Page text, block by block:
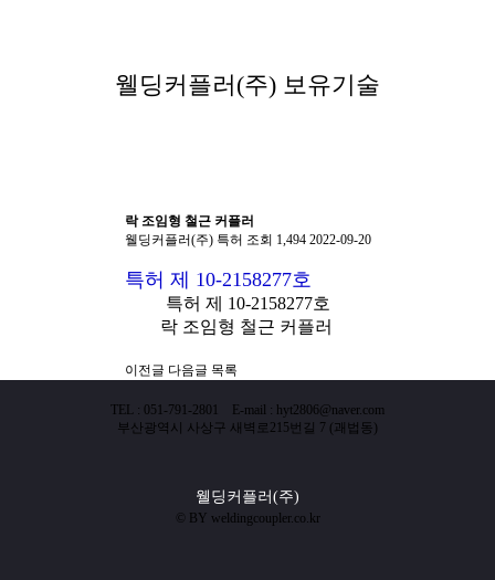
웰딩커플러(주) 보유기술
락 조임형 철근 커플러
웰딩커플러(주) 특허 조회 1,494 2022-09-20
특허 제 10-2158277호
특허 제 10-2158277호
락 조임형 철근 커플러
이전글 다음글 목록
TEL : 051-791-2801 E-mail : hyt2806@naver.com
부산광역시 사상구 새벽로215번길 7 (괘법동)
웰딩커플러(주)
© BY weldingcoupler.co.kr